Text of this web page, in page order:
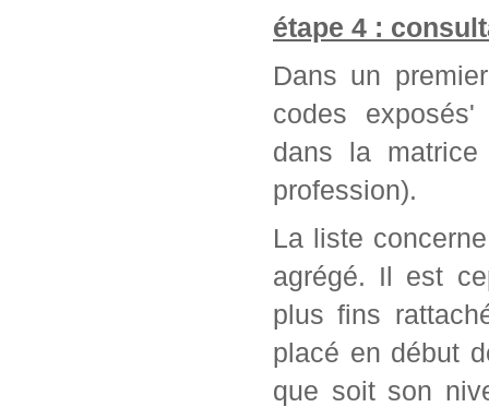
étape 4 :
Dans un
codes
dans la
profession).
La liste
agrégé. Il est
plus fins
placé en début
que soit son